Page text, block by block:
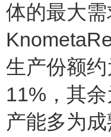
体的最大
生产份额
11%，其
产能多为